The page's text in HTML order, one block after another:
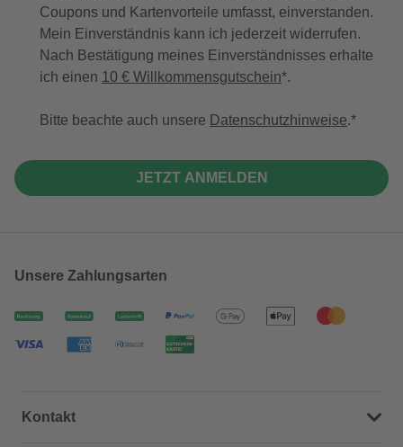
Coupons und Kartenvorteile umfasst, einverstanden.
Mein Einverständnis kann ich jederzeit widerrufen.
Nach Bestätigung meines Einverständnisses erhalte
ich einen 10 € Willkommensgutschein*.
Bitte beachte auch unsere Datenschutzhinweise.
JETZT ANMELDEN
Unsere Zahlungsarten
Kontakt